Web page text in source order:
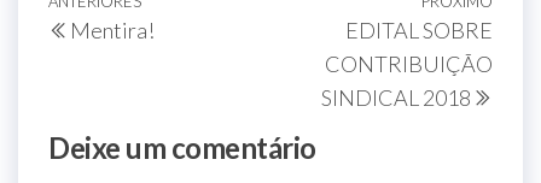
Mentira!
EDITAL SOBRE
CONTRIBUIÇÃO
SINDICAL 2018
Deixe um comentário